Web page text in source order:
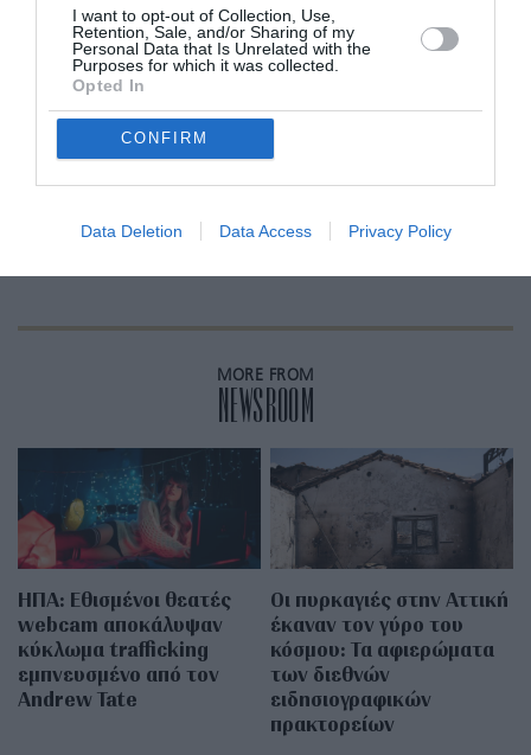
I want to opt-out of Collection, Use,
Retention, Sale, and/or Sharing of my
Personal Data that Is Unrelated with the
Purposes for which it was collected.
Opted In
CONFIRM
Data Deletion Data Access Privacy Policy
ADVERTISEMENT - CONTINUE READING BELOW
RELATED STORY
αθλητές αναγράφουν σημαντικά
μηνύματα
MORE FROM
NEWSROOM
ΗΠΑ: Εθισμένοι θεατές
webcam αποκάλυψαν
κύκλωμα trafficking
εμπνευσμένο από τον
Andrew Tate
Οι πυρκαγιές στην Αττική
έκαναν τον γύρο του
κόσμου: Τα αφιερώματα
των διεθνών
ειδησιογραφικών
πρακτορείων